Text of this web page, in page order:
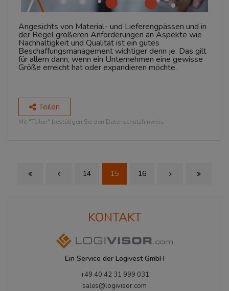
Angesichts von Material- und Lieferengpässen und in
der Regel größeren Anforderungen an Aspekte wie
Nachhaltigkeit und Qualität ist ein gutes
Beschaffungsmanagement wichtiger denn je. Das gilt
für allem dann, wenn ein Unternehmen eine gewisse
Größe erreicht hat oder expandieren möchte.
Teilen
Mit "Teilen" bestätigen Sie den Datenschutzhinweis.
First Page Previous Page
14 15 16 Next PageLast Page
KONTAKT
Ein Service der Logivest GmbH
+49 40 42 31 999 031
sales@logivisor.com